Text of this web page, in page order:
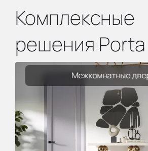
Комплексные
решения
Межкомнатные